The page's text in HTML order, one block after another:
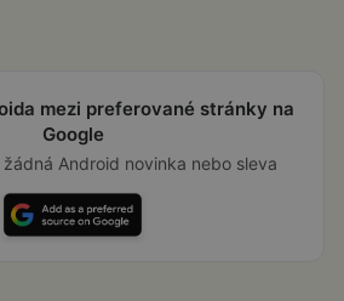
mezi preferované stránky na
Google
Android novinka nebo sleva